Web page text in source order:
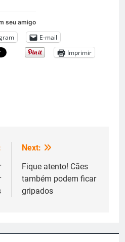
seu amigo
E-mail
Imprimir
Next:
Fique atento! Cães
também podem ficar
gripados